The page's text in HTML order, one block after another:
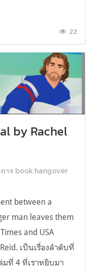
22
by Rachel
าร book hangover
between a
man leaves them
and USA
เป็นเรื่องลำดับที่
มที่ 4 ที่เราหยิบมา